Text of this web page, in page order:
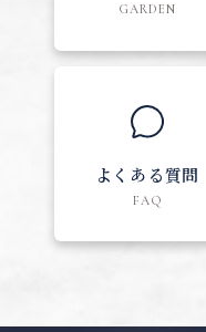
GARDEN
よくある質問
FAQ